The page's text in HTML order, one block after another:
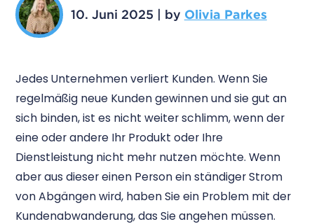
10. Juni 2025 by Olivia Parkes
Jedes Unternehmen verliert Kunden. Wenn Sie
regelmäßig neue Kunden gewinnen und sie gut an
sich binden, ist es nicht weiter schlimm, wenn der
eine oder andere Ihr Produkt oder Ihre
Dienstleistung nicht mehr nutzen möchte. Wenn
aber aus dieser einen Person ein ständiger Strom
von Abgängen wird, haben Sie ein Problem mit der
Kundenabwanderung, das Sie angehen müssen.